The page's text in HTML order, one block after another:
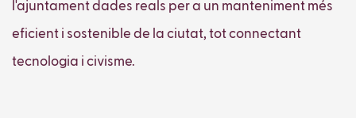
l'ajuntament dades reals per a un manteniment més
eficient i sostenible de la ciutat, tot connectant
tecnologia i civisme.